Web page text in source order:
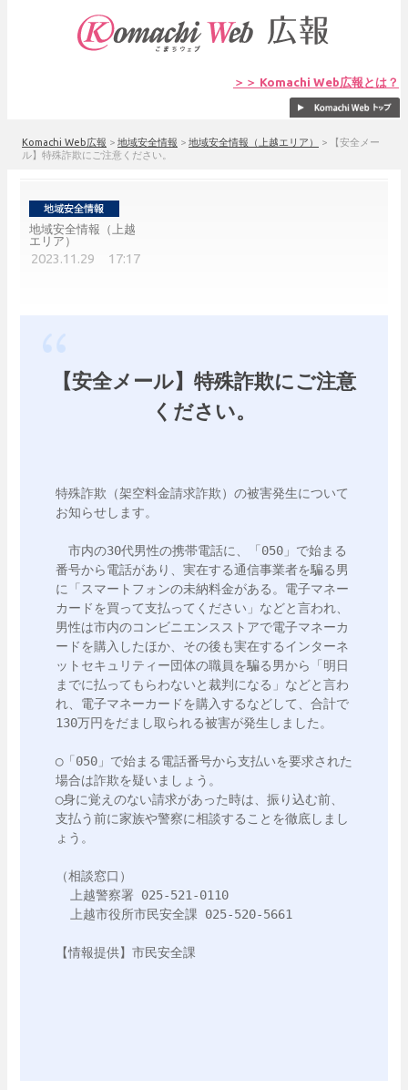
＞＞ Komachi Web広報とは？
Komachi Web広報 > 地域安全情報 > 地域安全情報（上越エリア） >
【安全メー
ル】特殊詐欺にご注意ください。
地域安全情報（上越
エリア）
2023.11.29 17:17
【安全メール】特殊詐欺にご注意
ください。
特殊詐欺（架空料金請求詐欺）の被害発生について
お知らせします。
市内の30代男性の携帯電話に、「050」で始まる
番号から電話があり、実在する通信事業者を騙る男
に「スマートフォンの未納料金がある。電子マネー
カードを買って支払ってください」などと言われ、
男性は市内のコンビニエンスストアで電子マネーカ
ードを購入したほか、その後も実在するインターネ
ットセキュリティー団体の職員を騙る男から「明日
までに払ってもらわないと裁判になる」などと言わ
れ、電子マネーカードを購入するなどして、合計で
130万円をだまし取られる被害が発生しました。
◯「050」で始まる電話番号から支払いを要求された
場合は詐欺を疑いましょう。
◯身に覚えのない請求があった時は、振り込む前、
支払う前に家族や警察に相談することを徹底しまし
ょう。
（相談窓口）
【情報提供】市民安全課